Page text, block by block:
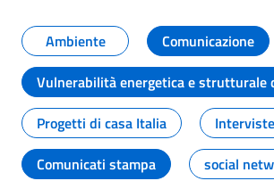
Tutti i contenuti della
Ambiente Comunicazione
Vulnerabilità energetica e strutturale
Progetti di casa Italia
Comunicati stampa
social